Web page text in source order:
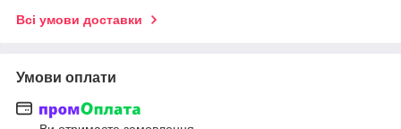
Всі умови доставки
Умови оплати